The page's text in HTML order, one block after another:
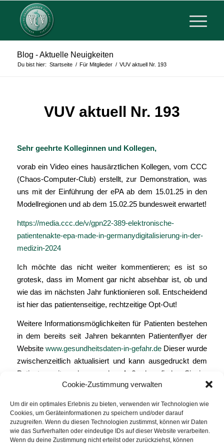
Cookie-Zustimmung verwalten
Um dir ein optimales Erlebnis zu bieten, verwenden wir Technologien wie
Cookies, um Geräteinformationen zu speichern und/oder darauf
zuzugreifen. Wenn du diesen Technologien zustimmst, können wir Daten
wie das Surfverhalten oder eindeutige IDs auf dieser Website verarbeiten.
Wenn du deine Zustimmung nicht erteilst oder zurückziehst, können
Blog - Aktuelle Neuigkeiten
Du bist hier: Startseite / Für Mitglieder / VUV aktuell Nr. 193
VUV aktuell Nr. 193
Sehr geehrte Kolleginnen und Kollegen,
vorab ein Video eines hausärztlichen Kollegen, vom CCC
(Chaos-Computer-Club) erstellt, zur Demonstration, was
uns mit der Einführung der ePA ab dem 15.01.25 in den
Modellregionen und ab dem 15.02.25 bundesweit erwartet!
https://media.ccc.de/v/gpn22-389-elektronische-
patientenakte-epa-made-in-germanydigitalisierung-in-der-
medizin-2024
Ich möchte das nicht weiter kommentieren; es ist so
grotesk, dass im Moment gar nicht absehbar ist, ob und
wie das im nächsten Jahr funktionieren soll. Entscheidend
ist hier das patientenseitige, rechtzeitige Opt-Out!
Weitere Informationsmöglichkeiten für Patienten bestehen
in dem bereits seit Jahren bekannten Patientenflyer der
Website www.gesundheitsdaten-in-gefahr.deDieser wurde
zwischenzeitlich aktualisiert und kann ausgedruckt dem
Patienten mitgegeben werden. Außerdem finden Sie im
Anhang ein PDF-Dokument, das als Aufklärung und auf
kann. An Info-Plakaten wird noch gearbeitet, folgen in
Kürze!
Save the date